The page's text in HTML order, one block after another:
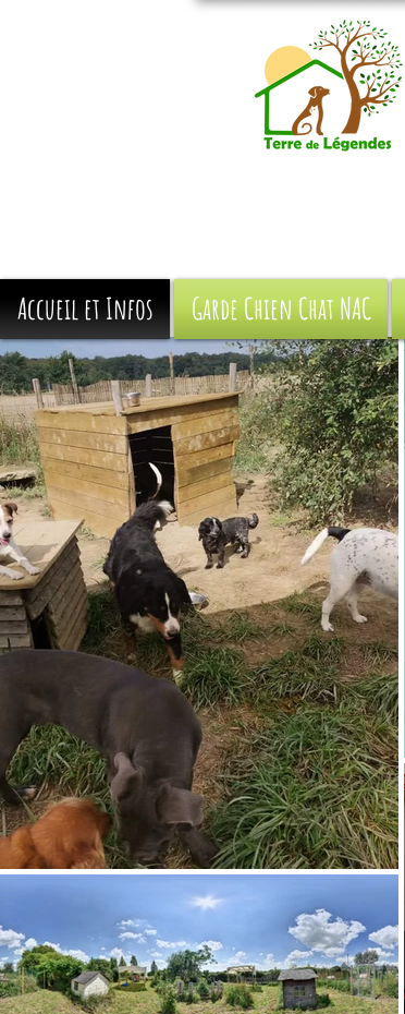
Accueil et Infos Garde Chien Chat NAC